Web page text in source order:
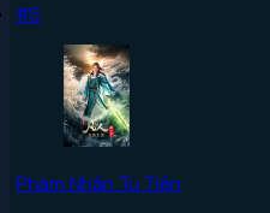
#5
Phàm Nhân Tu Tiên